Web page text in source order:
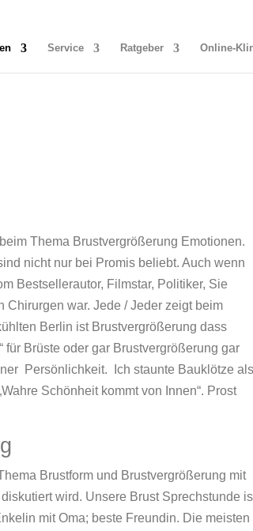
Service Ratgeber Online-
Thema Brustvergrößerung Emotionen.
nicht nur bei Promis beliebt. Auch wenn
Bestsellerautor, Filmstar, Politiker, Sie
war. Jede / Jeder zeigt beim
Berlin ist Brustvergrößerung dass
“ für Brüste oder gar Brustvergrößerung gar
Persönlichkeit. Ich staunte Bauklötze
Schönheit kommt von Innen“. Prost
Brustform und Brustvergrößerung mit
wird. Unsere Brust Sprechstunde
mit Oma; beste Freundin. Die meisten